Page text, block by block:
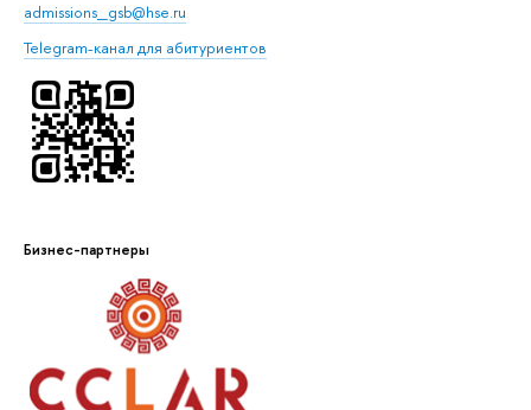
admissions_gsb@hse.ru
Telegram-канал для абитуриентов
Бизнес-партнеры